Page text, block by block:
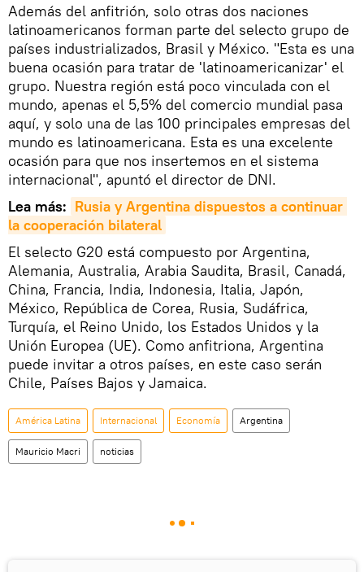
Además del anfitrión, solo otras dos naciones
latinoamericanos forman parte del selecto grupo de
países industrializados, Brasil y México. "Esta es una
buena ocasión para tratar de 'latinoamericanizar' el
grupo. Nuestra región está poco vinculada con el
mundo, apenas el 5,5% del comercio mundial pasa
aquí, y solo una de las 100 principales empresas del
mundo es latinoamericana. Esta es una excelente
ocasión para que nos insertemos en el sistema
internacional", apuntó el director de DNI.
Lea más: Rusia y Argentina dispuestos a continuar
la cooperación bilateral
El selecto G20 está compuesto por Argentina,
Alemania, Australia, Arabia Saudita, Brasil, Canadá,
China, Francia, India, Indonesia, Italia, Japón,
México, República de Corea, Rusia, Sudáfrica,
Turquía, el Reino Unido, los Estados Unidos y la
Unión Europea (UE). Como anfitriona, Argentina
puede invitar a otros países, en este caso serán
Chile, Países Bajos y Jamaica.
América Latina Internacional Economía Argentina
Mauricio Macri noticias